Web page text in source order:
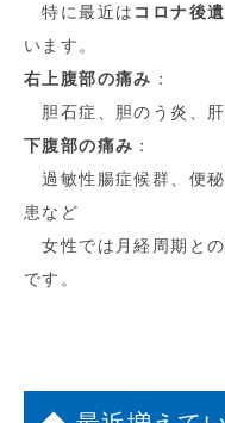
特に最近は コロナ後
います。
右上腹部の痛み ：
胆石症、胆のう炎、
下腹部の痛み ：
過敏性腸症候群、便
患など
女性では月経周期と
です。